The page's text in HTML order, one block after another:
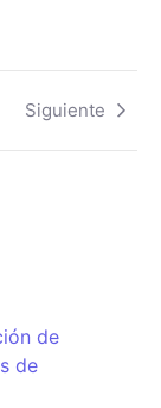
Siguiente
de
de